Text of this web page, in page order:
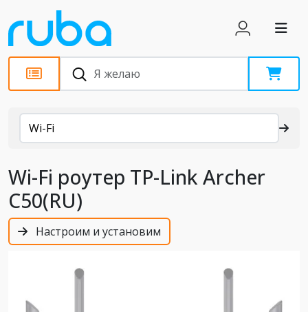
Каталог
Wi-Fi
Wi-Fi роутер TP-Link Archer
C50(RU)
Настроим и установим